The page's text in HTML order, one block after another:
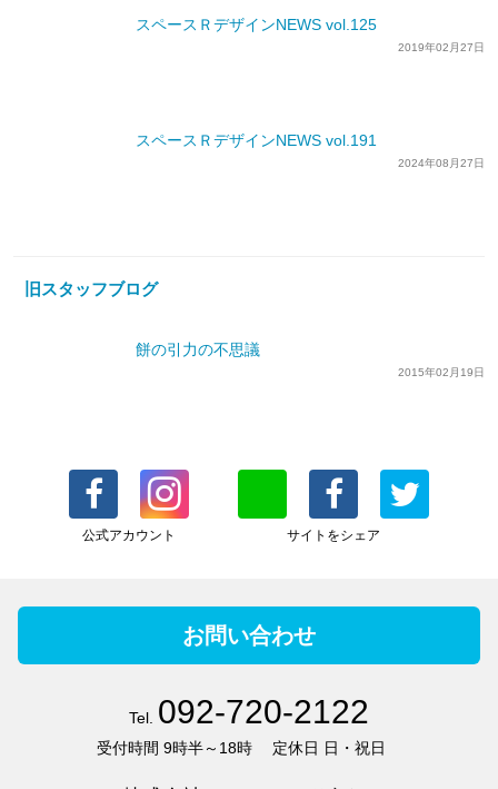
スペースＲデザインNEWS vol.125
2019年02月27日
スペースＲデザインNEWS vol.191
2024年08月27日
旧スタッフブログ
餅の引力の不思議
2015年02月19日
公式アカウント サイトをシェア
お問い合わせ
Tel. 092-720-2122
受付時間 9時半～18時 定休日 日・祝日